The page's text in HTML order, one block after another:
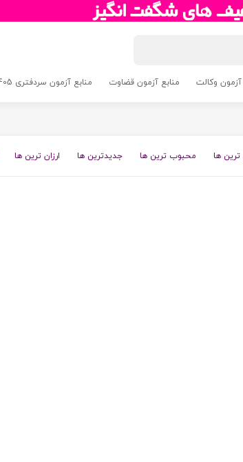
آزمون وکالت منابع آزمون قضاوت منابع آزمون سردفتری 1405
ها محبوب ترین ها جدیدترین ها ارزان ترین ها